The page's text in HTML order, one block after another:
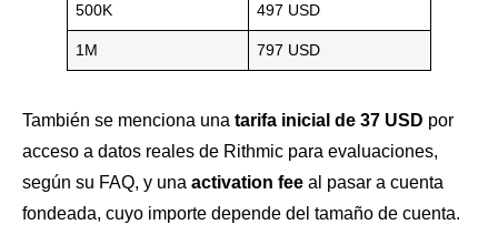
500K 497 USD
1M 797 USD
También se menciona una tarifa inicial de 37 USD por
acceso a datos reales de Rithmic para evaluaciones,
según su FAQ, y una activation fee al pasar a cuenta
fondeada, cuyo importe depende del tamaño de cuenta.